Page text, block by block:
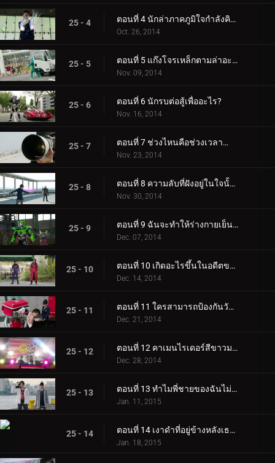
25 - 4 ตอนที่ 4 นักล่าภาคภูมิใจกำลังคิดอะไรอยู่?
Oct. 26, 2014
25 - 5 ตอนที่ 5 แก๊งโจรเหล็กตามล่าอะไร?
Nov. 09, 2014
25 - 6 ตอนที่ 6 นักรบต่อสู้เพื่ออะไร?
Nov. 16, 2014
25 - 7 ตอนที่ 7 ช่วงไหนคือช่วงเวลาสำคัญในการถ่ายภาพ?
Nov. 23, 2014
25 - 8 ตอนที่ 8 ความลับที่ฝังอยู่ในใจนั้นคืออะไร?
Nov. 30, 2014
25 - 9 ตอนที่ 9 ฉันจะทำให้ร่างกายเย็นสบายได้อย่างไร?
Dec. 07, 2014
25 - 10 ตอนที่ 10 เกิดอะไรขึ้นในอดีตของเบลท์?
Dec. 14, 2014
25 - 11 ตอนที่ 11 ใครสามารถป้องกันวันคริสต์มาสอีฟอันมืดมนได้?
Dec. 21, 2014
25 - 12 ตอนที่ 12 คาเมนไรเดอร์สีขาวมาจากไหน?
Dec. 28, 2014
25 - 13 ตอนที่ 13 ทำไมพี่ชายของฉันไม่มีเบรก?
Jan. 11, 2015
25 - 14 ตอนที่ 14 เงาดำที่อยู่ข้างหลังเธอคือใคร?
Jan. 18, 2015